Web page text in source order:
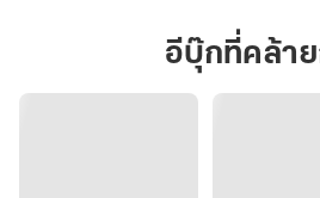
จอม
ใจ
ไอย
อีบุ๊กที่คล้า